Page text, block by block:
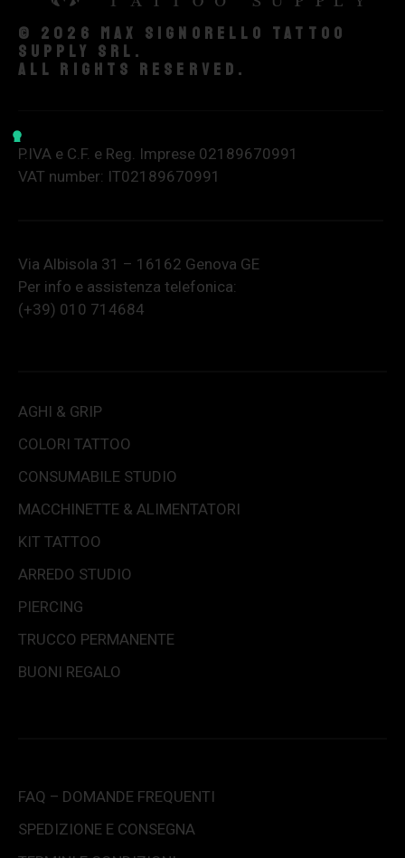
© 2026 Max Signorello Tattoo
supply srl.
All rights reserved.
P.IVA e C.F. e Reg. Imprese 02189670991
VAT number: IT02189670991
Via Albisola 31 – 16162 Genova GE
Per info e assistenza telefonica:
(+39) 010 714684
AGHI & GRIP
COLORI TATTOO
CONSUMABILE STUDIO
MACCHINETTE & ALIMENTATORI
KIT TATTOO
ARREDO STUDIO
PIERCING
TRUCCO PERMANENTE
BUONI REGALO
FAQ – DOMANDE FREQUENTI
SPEDIZIONE E CONSEGNA